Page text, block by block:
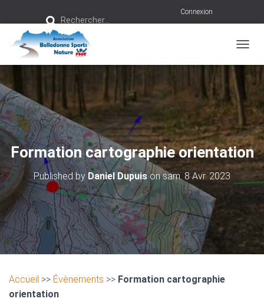
Rechercher…
Connexion
Formation cartographie orientation
Published byDaniel Dupuisonsam. 8 Avr. 2023
Accueil >> Évènements >> Formation cartographie
orientation